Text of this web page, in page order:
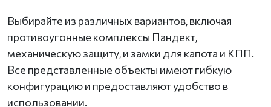
Выбирайте из различных вариантов, включая
противоугонные комплексы Пандект,
механическую защиту, и замки для капота и КПП.
Все представленные объекты имеют гибкую
конфигурацию и предоставляют удобство в
использовании.